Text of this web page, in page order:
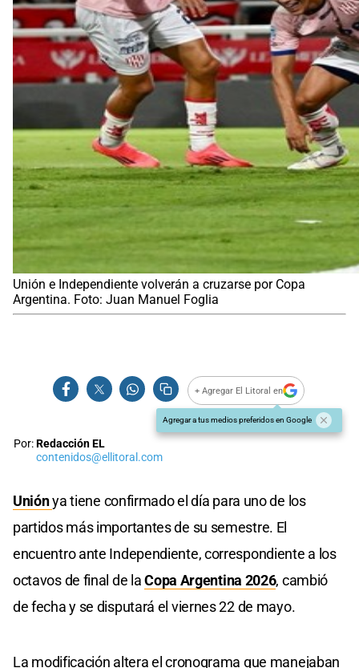
Unión e Independiente volverán a cruzarse por Copa
Argentina. Foto: Juan Manuel Foglia
+ Agregar El Litoral en
Agregar a tus medios preferidos en Google
Por:Redacción EL
contenidos@ellitoral.com
Uniónya tiene confirmado el día para uno de los
partidos más importantes de su semestre. El
encuentro ante Independiente, correspondiente a los
octavos de final de laCopa Argentina 2026, cambió
de fecha y se disputará el viernes 22 de mayo.
La modificación altera el cronograma que manejaban